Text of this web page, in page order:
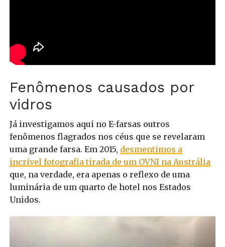
Fenômenos causados por
vidros
Já investigamos aqui no E-farsas outros
fenômenos flagrados nos céus que se revelaram
uma grande farsa. Em 2015, desmentimos a
incrível fotografia tirada de um OVNI na Austrália
que, na verdade, era apenas o reflexo de uma
luminária de um quarto de hotel nos Estados
Unidos.